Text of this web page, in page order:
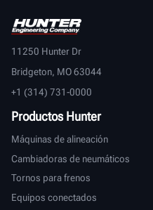
11250 Hunter Dr
Bridgeton, MO 63044
+1 (314) 731-0000
Productos Hunter
Máquinas de alineación
Cambiadoras de neumáticos
Tornos para frenos
Equipos conectados